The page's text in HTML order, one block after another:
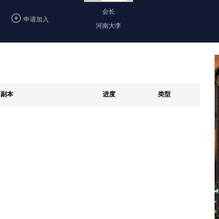
申请加入
会长
河南大李
副本 进度 类型